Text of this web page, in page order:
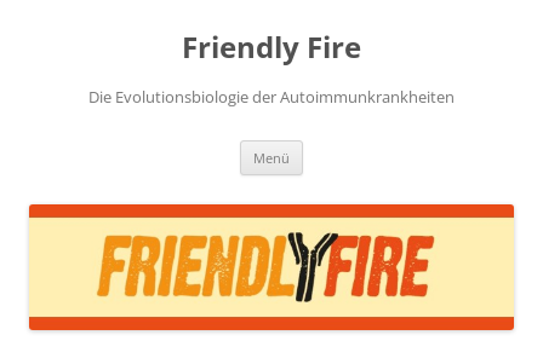
Friendly Fire
Die Evolutionsbiologie der Autoimmunkrankheiten
Menü